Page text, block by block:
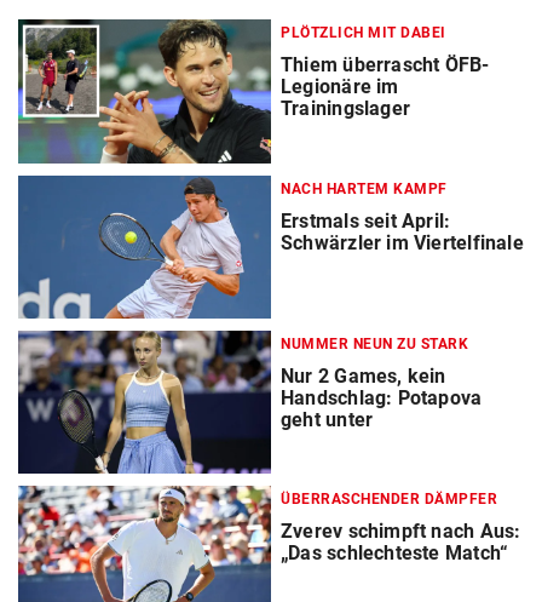
PLÖTZLICH MIT DABEI
Thiem überrascht ÖFB-
Legionäre im
Trainingslager
NACH HARTEM KAMPF
Erstmals seit April:
Schwärzler im Viertelfinale
NUMMER NEUN ZU STARK
Nur 2 Games, kein
Handschlag: Potapova
geht unter
ÜBERRASCHENDER DÄMPFER
Zverev schimpft nach Aus:
„Das schlechteste Match“